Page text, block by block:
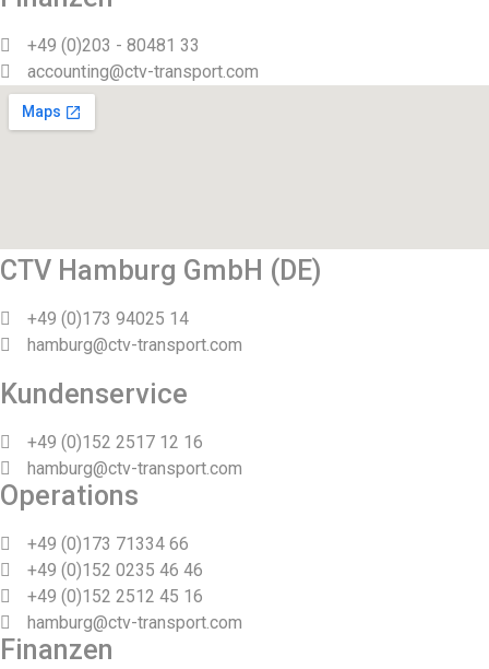
+49 (0)203 - 80481 33
accounting@ctv-transport.com
CTV Hamburg GmbH (DE)
+49 (0)173 94025 14
hamburg@ctv-transport.com
Kundenservice
+49 (0)152 2517 12 16
hamburg@ctv-transport.com
Operations
+49 (0)173 71334 66
+49 (0)152 0235 46 46
+49 (0)152 2512 45 16
hamburg@ctv-transport.com
Finanzen